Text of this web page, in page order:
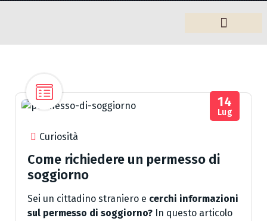
Curiosità
14
Lug
Come richiedere un permesso di
soggiorno
Sei un cittadino straniero e cerchi informazioni
sul permesso di soggiorno? In questo articolo